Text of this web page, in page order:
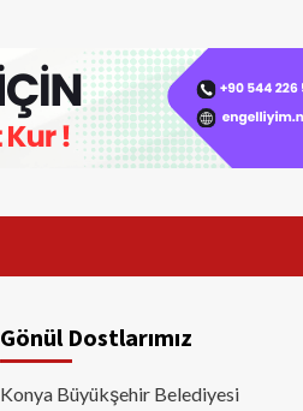
Gönül Dostlarımız
Konya Büyükşehir Belediyesi